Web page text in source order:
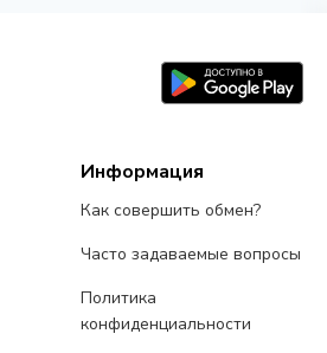
Информация
Как совершить обмен?
Часто задаваемые вопросы
Политика
конфиденциальности